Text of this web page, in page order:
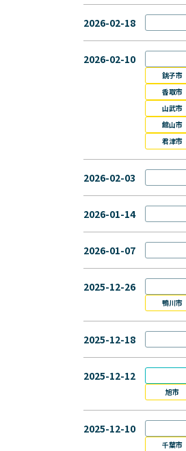
2026-02-18
2026-02-10
銚子市
香取市
山武市
館山市
君津市
2026-02-03
2026-01-14
2026-01-07
2025-12-26
鴨川市
2025-12-18
2025-12-12
旭市
2025-12-10
千葉市